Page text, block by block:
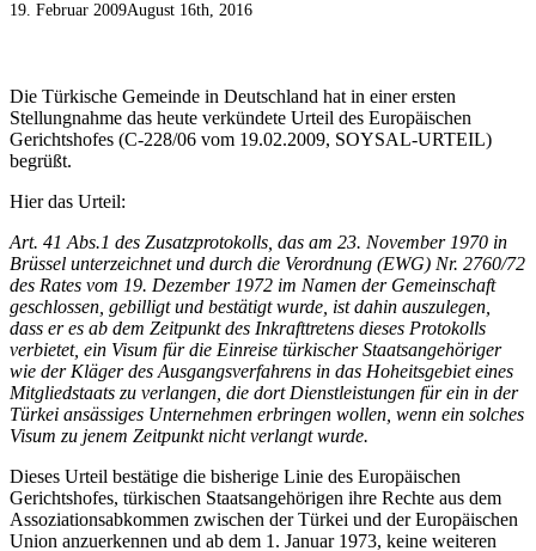
19. Februar 2009August 16th, 2016
Die Türkische Gemeinde in Deutschland hat in einer ersten
Stellungnahme das heute verkündete Urteil des Europäischen
Gerichtshofes (C-228/06 vom 19.02.2009, SOYSAL-URTEIL)
begrüßt.
Hier das Urteil:
Art. 41 Abs.1 des Zusatzprotokolls, das am 23. November 1970 in
Brüssel unterzeichnet und durch die Verordnung (EWG) Nr. 2760/72
des Rates vom 19. Dezember 1972 im Namen der Gemeinschaft
geschlossen, gebilligt und bestätigt wurde, ist dahin auszulegen,
dass er es ab dem Zeitpunkt des Inkrafttretens dieses Protokolls
verbietet, ein Visum für die Einreise türkischer Staatsangehöriger
wie der Kläger des Ausgangsverfahrens in das Hoheitsgebiet eines
Mitgliedstaats zu verlangen, die dort Dienstleistungen für ein in der
Türkei ansässiges Unternehmen erbringen wollen, wenn ein solches
Visum zu jenem Zeitpunkt nicht verlangt wurde.
Dieses Urteil bestätige die bisherige Linie des Europäischen
Gerichtshofes, türkischen Staatsangehörigen ihre Rechte aus dem
Assoziationsabkommen zwischen der Türkei und der Europäischen
Union anzuerkennen und ab dem 1. Januar 1973, keine weiteren